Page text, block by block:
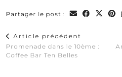
Partager le post :
Article précédent
Promenade dans le 10ème :
Coffee Bar Ten Belles